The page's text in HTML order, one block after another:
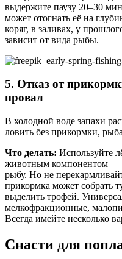
выдержите паузу 20–30
может отогнать её на
коряг, в заливах, у
зависит от вида рыбы.
5. Отказ от
провал
В холодной воде запахи
ловить без прикормки,
Что делать: Используйте
животным компонентом —
рыбу. Но не
прикормка может собрать
выделить трофей.
мелкофракционные,
Всегда имейте несколько
Снасти для